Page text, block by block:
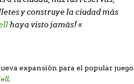
y construye la ciudad más
haya visto jamás! «
expansión para el popular juego
.